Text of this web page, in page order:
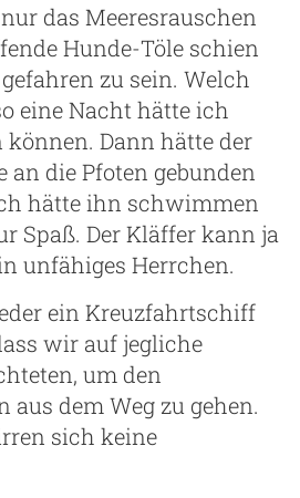
das Meeresrauschen
Hunde-Töle schien
zu sein. Welch
eine Nacht hätte ich
Dann hätte der
an die Pfoten gebunden
hätte ihn schwimmen
Spaß. Der Kläffer kann ja
unfähiges Herrchen.
ein Kreuzfahrtschiff
wir auf jegliche
um den
aus dem Weg zu gehen.
sich keine